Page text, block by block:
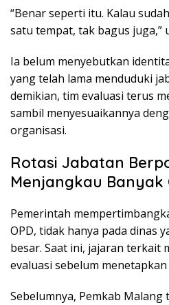
“Benar seperti itu. Kalau
satu tempat, tak bagus juga,”
Ia belum menyebutkan
yang telah lama menduduki
demikian, tim evaluasi terus
sambil menyesuaikannya
organisasi.
Rotasi Jabatan
Menjangkau Banyak
Pemerintah
OPD, tidak hanya pada dinas
besar. Saat ini, jajaran terkait
evaluasi sebelum
Sebelumnya, Pemkab